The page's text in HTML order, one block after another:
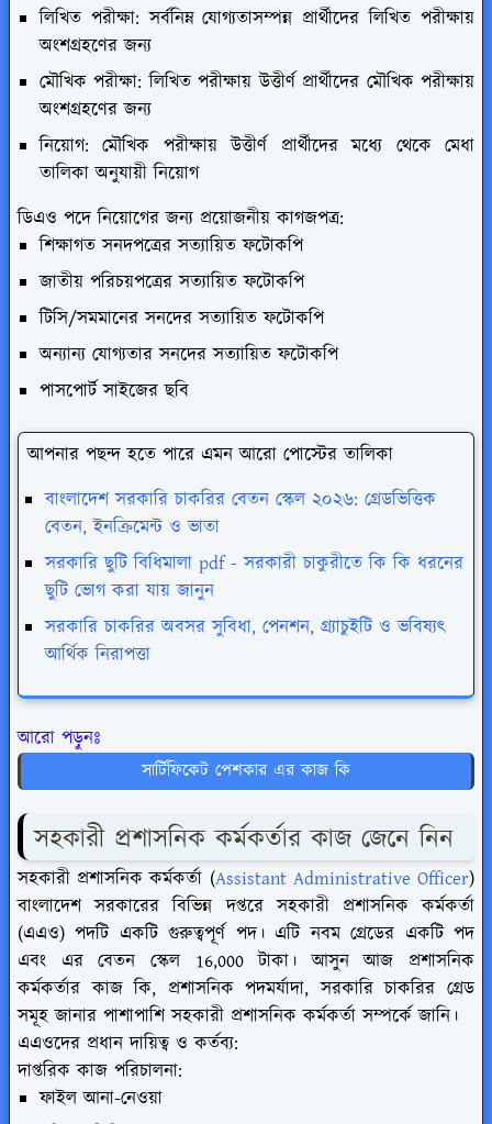
লিখিত পরীক্ষা: সর্বনিম্ন যোগ্যতাসম্পন্ন প্রার্থীদের লিখিত পরীক্ষায়
অংশগ্রহণের জন্য
মৌখিক পরীক্ষা: লিখিত পরীক্ষায় উত্তীর্ণ প্রার্থীদের মৌখিক পরীক্ষায়
অংশগ্রহণের জন্য
নিয়োগ: মৌখিক পরীক্ষায় উত্তীর্ণ প্রার্থীদের মধ্যে থেকে মেধা
তালিকা অনুযায়ী নিয়োগ
ডিএও পদে নিয়োগের জন্য প্রয়োজনীয় কাগজপত্র:
শিক্ষাগত সনদপত্রের সত্যায়িত ফটোকপি
জাতীয় পরিচয়পত্রের সত্যায়িত ফটোকপি
টিসি/সমমানের সনদের সত্যায়িত ফটোকপি
অন্যান্য যোগ্যতার সনদের সত্যায়িত ফটোকপি
পাসপোর্ট সাইজের ছবি
আপনার পছন্দ হতে পারে এমন আরো পোস্টের তালিকা
বাংলাদেশ সরকারি চাকরির বেতন স্কেল ২০২৬: গ্রেডভিত্তিক
বেতন, ইনক্রিমেন্ট ও ভাতা
সরকারি ছুটি বিধিমালা pdf - সরকারী চাকুরীতে কি কি ধরনের
ছুটি ভোগ করা যায় জানুন
সরকারি চাকরির অবসর সুবিধা, পেনশন, গ্র্যাচুইটি ও ভবিষ্যৎ
আর্থিক নিরাপত্তা
আরো পড়ুনঃ
সার্টিফিকেট পেশকার এর কাজ কি
সহকারী প্রশাসনিক কর্মকর্তার কাজ জেনে নিন
সহকারী প্রশাসনিক কর্মকর্তা (Assistant Administrative Officer)
বাংলাদেশ সরকারের বিভিন্ন দপ্তরে সহকারী প্রশাসনিক কর্মকর্তা
(এএও) পদটি একটি গুরুত্বপূর্ণ পদ। এটি নবম গ্রেডের একটি পদ
এবং এর বেতন স্কেল 16,000 টাকা। আসুন আজ প্রশাসনিক
কর্মকর্তার কাজ কি, প্রশাসনিক পদমর্যাদা, সরকারি চাকরির গ্রেড
সমূহ জানার পাশাপাশি সহকারী প্রশাসনিক কর্মকর্তা সম্পর্কে জানি।
এএওদের প্রধান দায়িত্ব ও কর্তব্য:
দাপ্তরিক কাজ পরিচালনা:
ফাইল আনা-নেওয়া